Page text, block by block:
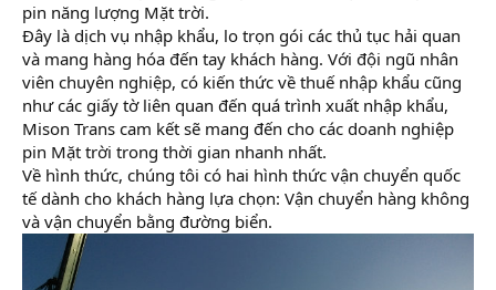
pin năng lượng Mặt trời.
Đây là dịch vụ nhập khẩu, lo trọn gói các thủ tục hải quan
và mang hàng hóa đến tay khách hàng. Với đội ngũ nhân
viên chuyên nghiệp, có kiến thức về thuế nhập khẩu cũng
như các giấy tờ liên quan đến quá trình xuất nhập khẩu,
Mison Trans cam kết sẽ mang đến cho các doanh nghiệp
pin Mặt trời trong thời gian nhanh nhất.
Về hình thức, chúng tôi có hai hình thức vận chuyển quốc
tế dành cho khách hàng lựa chọn: Vận chuyển hàng không
và vận chuyển bằng đường biển.